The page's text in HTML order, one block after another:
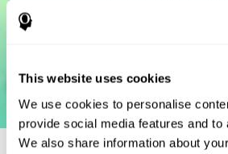
This website uses cookies
We use cookies to personalise
provide social media features and to
We also share information about